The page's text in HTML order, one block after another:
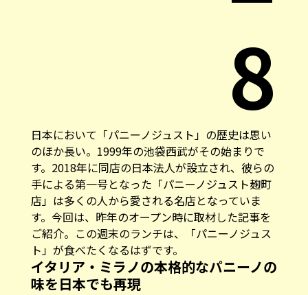
8
日本において「パニーノジュスト」の歴史は思い
のほか長い。1999年の池袋西武がその始まりで
す。2018年に同店の日本法人が設立され、彼らの
手による第一号となった「パニーノジュスト麹町
店」は多くの人から愛される名店となっていま
す。今回は、昨年のオープン時に取材した記事を
ご紹介。この週末のランチは、「パニーノジュス
ト」が食べたくなるはずです。
イタリア・ミラノの本格的なパニーノの
味を日本でも再現